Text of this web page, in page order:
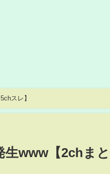
スレ】
生www【2chまと